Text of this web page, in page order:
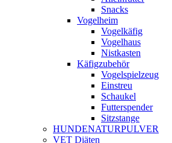
Snacks
Vogelheim
Vogelkäfig
Vogelhaus
Nistkasten
Käfigzubehör
Vogelspielzeug
Einstreu
Schaukel
Futterspender
Sitzstange
HUNDENATURPULVER
VET Diäten